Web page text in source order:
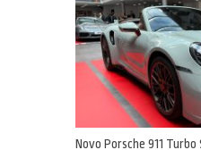
Novo Porsche 911